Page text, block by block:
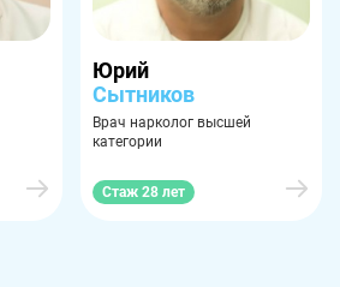
Юрий
Сытников
Врач нарколог высшей
категории
Стаж 28 лет